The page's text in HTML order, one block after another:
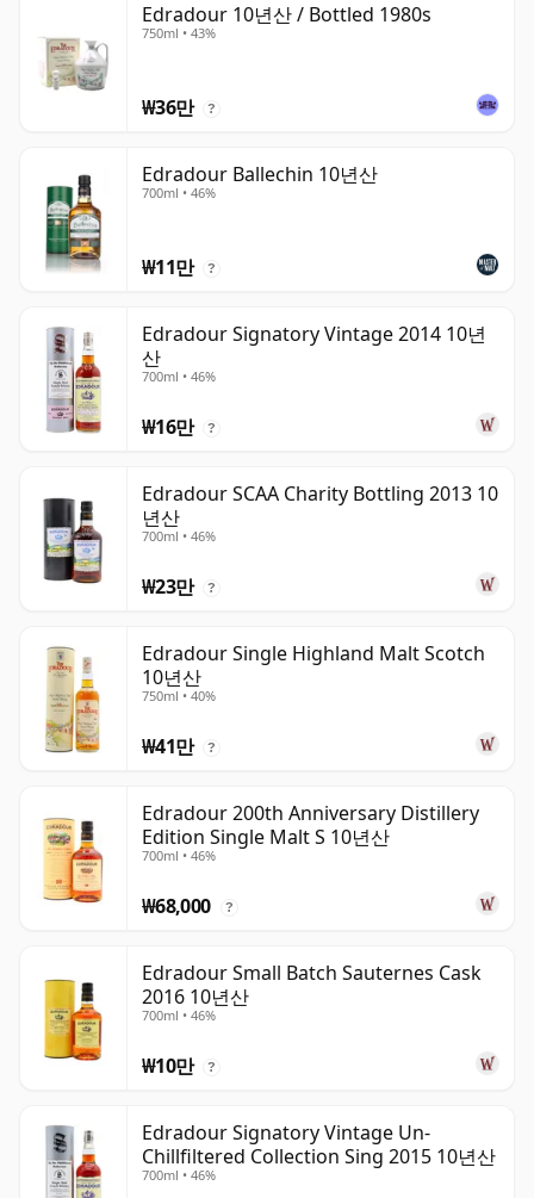
Edradour 10년산 / Bottled 1980s
750ml • 43%
₩36만 ?
Edradour Ballechin 10년산
700ml • 46%
₩11만 ?
Edradour Signatory Vintage 2014 10년
산
700ml • 46%
₩16만 ?
Edradour SCAA Charity Bottling 2013 10
년산
700ml • 46%
₩23만 ?
Edradour Single Highland Malt Scotch
10년산
750ml • 40%
₩41만 ?
Edradour 200th Anniversary Distillery
Edition Single Malt S 10년산
700ml • 46%
₩68,000 ?
Edradour Small Batch Sauternes Cask
2016 10년산
700ml • 46%
₩10만 ?
Edradour Signatory Vintage Un-
Chillfiltered Collection Sing 2015 10년산
700ml • 46%